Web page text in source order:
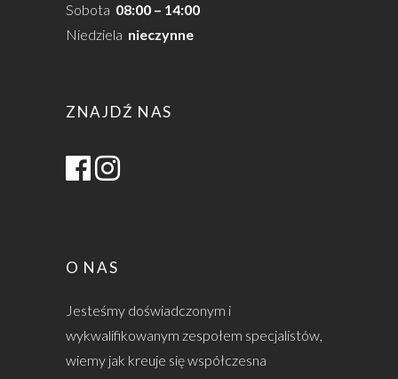
Sobota 08:00 – 14:00
Niedziela nieczynne
ZNAJDŹ NAS
O NAS
Jesteśmy doświadczonym i
wykwalifikowanym zespołem specjalistów,
wiemy jak kreuje się współczesna